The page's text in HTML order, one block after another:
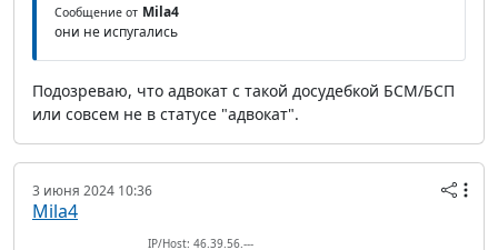
Сообщение от Mila4
они не испугались
Подозреваю, что адвокат с такой досудебкой БСМ/БСП
или совсем не в статусе "адвокат".
3 июня 2024 10:36
Mila4
IP/Host: 46.39.56.---